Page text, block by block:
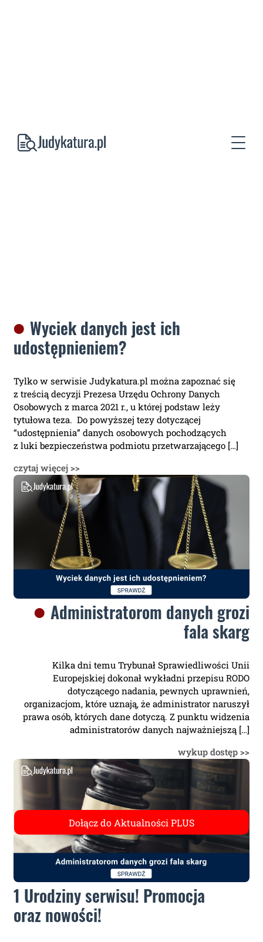
Wyciek danych jest ich
udostępnieniem?
Tylko w serwisie Judykatura.pl można zapoznać się
z treścią decyzji Prezesa Urzędu Ochrony Danych
Osobowych z marca 2021 r., u której podstaw leży
tytułowa teza. Do powyższej tezy dotyczącej
“udostępnienia” danych osobowych pochodzących
z luki bezpieczeństwa podmiotu przetwarzającego […]
czytaj więcej >>
Administratorom danych grozi
fala skarg
Kilka dni temu Trybunał Sprawiedliwości Unii
Europejskiej dokonał wykładni przepisu RODO
dotyczącego nadania, pewnych uprawnień,
organizacjom, które uznają, że administrator naruszył
prawa osób, których dane dotyczą. Z punktu widzenia
administratorów danych najważniejszą […]
wykup dostęp >>
1 Urodziny serwisu! Promocja
oraz nowości!